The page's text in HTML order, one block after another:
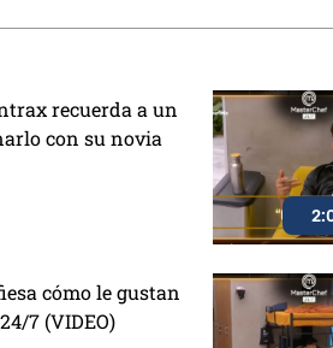
recuerda a un
con su novia
cómo le gustan
7 (VIDEO)